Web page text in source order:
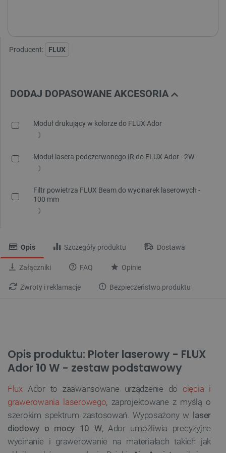
Producent: FLUX
DODAJ DOPASOWANE AKCESORIA
Moduł drukujący w kolorze do FLUX Ador
Moduł lasera podczerwonego IR do FLUX Ador - 2W
Filtr powietrza FLUX Beam do wycinarek laserowych -
100 mm
Opis Szczegóły produktu Dostawa
Załączniki FAQ Opinie
Zwroty i reklamacje Bezpieczeństwo produktu
Opis produktu: Ploter laserowy - FLUX
Ador 10 W - zestaw podstawowy
FluxAdor to zaawansowane urządzenie do cięcia i
grawerowania laserowego, zaprojektowane z myślą o
szerokim spektrum zastosowań. Wyposażony w
laser
diodowy o mocy 10 W, Ador umożliwia precyzyjne
wycinanie i grawerowanie na materiałach takich jak